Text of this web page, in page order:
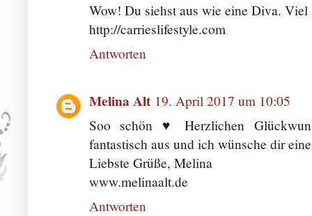
Wow! Du siehst aus wie eine Diva. Viel
http://carrieslifestyle.com
Antworten
Melina Alt 19. April 2017 um 10:05
Soo schön ♥ Herzlichen
fantastisch aus und ich wünsche dir
Liebste Grüße, Melina
www.melinaalt.de
Antworten